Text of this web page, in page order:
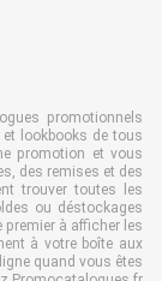
promotionnels
lookbooks de tous
promotion et vous
des remises et des
trouver toutes les
ou déstockages
à afficher les
à votre boîte aux
quand vous êtes